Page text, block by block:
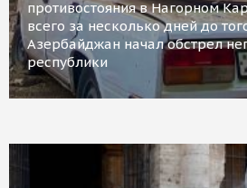
противостояния в Нагорном
всего за несколько дней до
Азербайджан начал обстрел
республики